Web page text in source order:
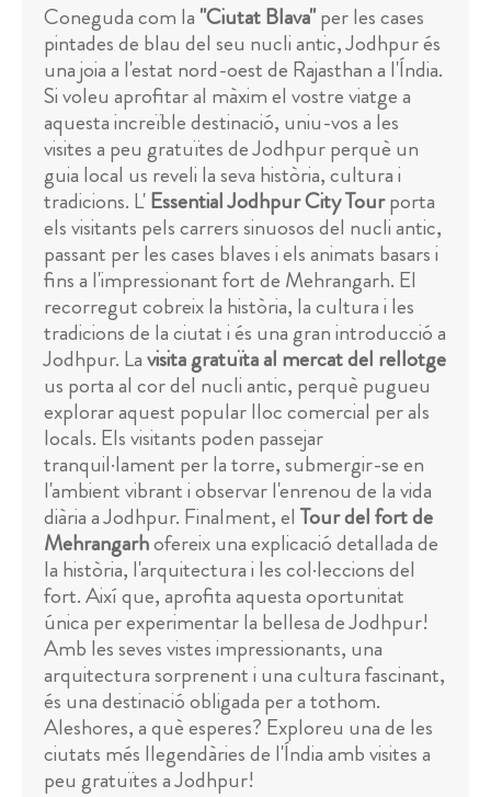
Coneguda com la "Ciutat Blava"per les cases
pintades de blau del seu nucli antic, Jodhpur és
una joia a l'estat nord-oest de Rajasthan a l'Índia.
Si voleu aprofitar al màxim el vostre viatge a
aquesta increïble destinació, uniu-vos a les
visites a peu gratuïtes de Jodhpur perquè un
guia local us reveli la seva història, cultura i
tradicions. L'Essential Jodhpur City Tourporta
els visitants pels carrers sinuosos del nucli antic,
passant per les cases blaves i els animats basars i
fins a l'impressionant fort de Mehrangarh. El
recorregut cobreix la història, la cultura i les
tradicions de la ciutat i és una gran introducció a
Jodhpur. Lavisita gratuïta al mercat del rellotge
us porta al cor del nucli antic, perquè pugueu
explorar aquest popular lloc comercial per als
locals. Els visitants poden passejar
tranquil·lament per la torre, submergir-se en
l'ambient vibrant i observar l'enrenou de la vida
diària a Jodhpur. Finalment, el Tour del fort de
Mehrangarhofereix una explicació detallada de
la història, l'arquitectura i les col·leccions del
fort. Així que, aprofita aquesta oportunitat
única per experimentar la bellesa de Jodhpur!
Amb les seves vistes impressionants, una
arquitectura sorprenent i una cultura fascinant,
és una destinació obligada per a tothom.
Aleshores, a què esperes? Exploreu una de les
ciutats més llegendàries de l'Índia amb visites a
peu gratuïtes a Jodhpur!